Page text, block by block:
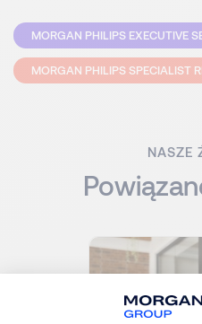
MORGAN PHILIPS EXECUTIVE
MORGAN PHILIPS SPECIALIST
NASZE